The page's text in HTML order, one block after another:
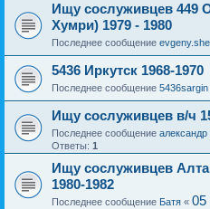
Ищу сослуживцев 449
Хумри) 1979 - 1980
Последнее сообщение
5436 Иркутск 1968-1970
Последнее сообщение 5436sargin
Ищу сослуживцев в/ч
Последнее сообщение
Ответы: 1
Ищу сослуживцев
1980-1982
Последнее сообщение Батя « 05